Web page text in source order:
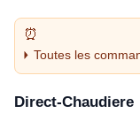
Toutes les
avant 14H sont
Direct-Chaudiere